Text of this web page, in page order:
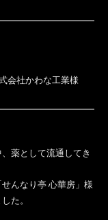
社かわな工業様
薬として流通してき
んなり亭 心華房」様
た。